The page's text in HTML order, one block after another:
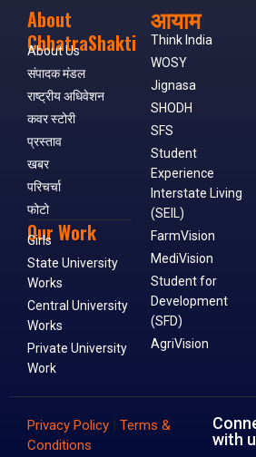
About
ChhatraShakti
About Us
संपादक मंडल
राष्ट्रीय अधिवेशन
कवर स्टोरी
प्रस्ताव
खबर
परिचर्चा
फोटो
Our Work
Girls
State University
Works
Central University
Works
Private University
Work
आयाम
Think India
WOSY
Jignasa
SHODH
SFS
Student
Experience
Interstate Living
(SEIL)
FarmVision
MediVision
Student for
Development
(SFD)
AgriVision
Privacy Policy | Terms &
Conditions
with